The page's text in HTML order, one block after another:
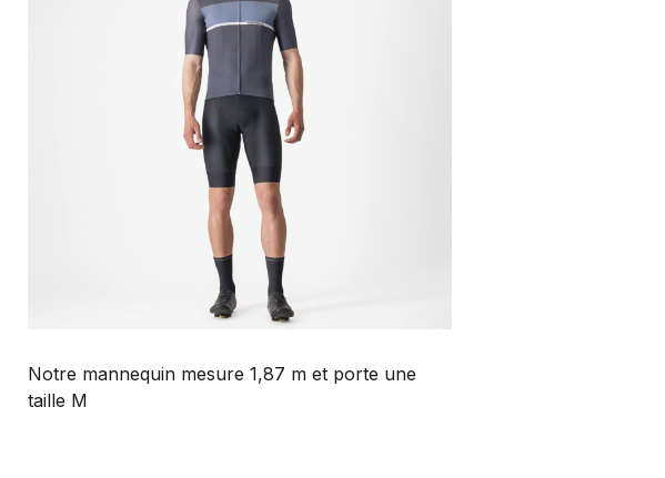
Notre mannequin mesure 1,87 m et porte une
taille M